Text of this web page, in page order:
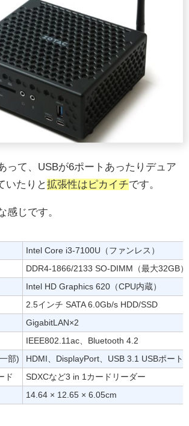
って、USBが6ポートあったりデュア
いたりと拡張性はピカイチです。
感じです。
Intel Core i3-7100U（ファンレス）
DDR4-1866/2133 SO-DIMM（最大32GB）
Intel HD Graphics 620（CPU内蔵）
2.5インチ SATA 6.0Gb/s HDD/SSD
GigabitLAN×2
IEEE802.11ac、Bluetooth 4.2
部)
HDMI、DisplayPort、USB 3.1 USBポート
ド
SDXCなど3 in 1カードリーダー
14.64 × 12.65 × 6.05cm